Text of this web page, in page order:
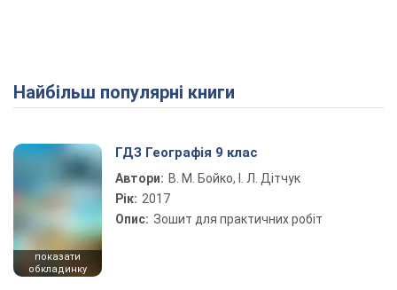
Play Video
Найбільш популярні книги
показати
обкладинку
ГДЗ Географія 9 клас
Автори: В. М. Бойко, І. Л. Дітчук
Рік: 2017
Опис: Зошит для практичних робіт